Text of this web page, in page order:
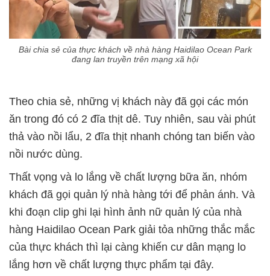
Bài chia sẻ của thực khách về nhà hàng Haidilao Ocean Park
đang lan truyền trên mạng xã hội
Theo chia sẻ, những vị khách này đã gọi các món
ăn trong đó có 2 đĩa thịt dê. Tuy nhiên, sau vài phút
thả vào nồi lẩu, 2 đĩa thịt nhanh chóng tan biến vào
nồi nước dùng.
Thất vọng và lo lắng về chất lượng bữa ăn, nhóm
khách đã gọi quản lý nhà hàng tới để phản ánh. Và
khi đoạn clip ghi lại hình ảnh nữ quản lý của nhà
hàng Haidilao Ocean Park giải tỏa những thắc mắc
của thực khách thì lại càng khiến cư dân mạng lo
lắng hơn về chất lượng thực phẩm tại đây.